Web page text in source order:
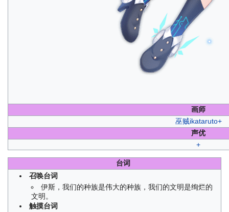
画师
巫贼ikataruto+
声优
+
台词
召唤台词
伊斯，我们的种族是伟大的种族，我们的文明是绚烂的
文明。
触摸台词